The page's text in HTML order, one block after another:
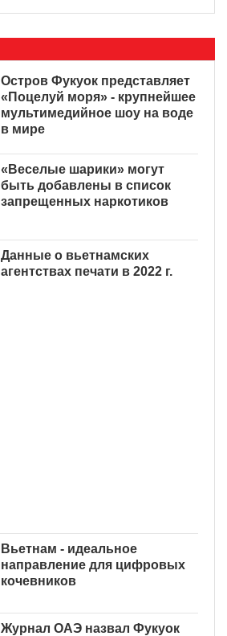
Остров Фукуок представляет
«Поцелуй моря» - крупнейшее
мультимедийное шоу на воде
в мире
«Веселые шарики» могут
быть добавлены в список
запрещенных наркотиков
Данные о вьетнамских
агентствах печати в 2022 г.
Вьетнам - идеальное
направление для цифровых
кочевников
Журнал ОАЭ назвал Фукуок